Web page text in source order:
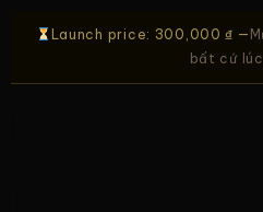
Launch price: 300,000 ₫ —
bất cứ